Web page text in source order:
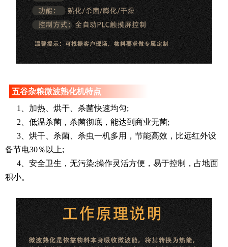
五谷杂粮微波熟化机特点
1、加热、烘干、杀菌快速均匀;
2、低温杀菌，杀菌彻底，能达到商业无菌;
3、烘干、杀菌、杀虫一机多用，节能高效，比远红外设
备节电30％以上;
4、安全卫生，无污染;操作灵活方便，易于控制，占地面
积小。